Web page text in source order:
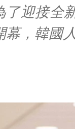
了迎接全
幕，韓國